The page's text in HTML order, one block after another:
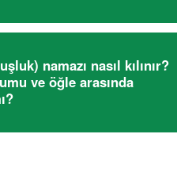
namazı nasıl kılınır?
ve öğle arasında